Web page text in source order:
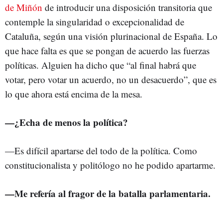
de Miñón de introducir una disposición transitoria que
contemple la singularidad o excepcionalidad de
Cataluña, según una visión plurinacional de España. Lo
que hace falta es que se pongan de acuerdo las fuerzas
políticas. Alguien ha dicho que “al final habrá que
votar, pero votar un acuerdo, no un desacuerdo”, que es
lo que ahora está encima de la mesa.
—¿Echa de menos la política?
—Es difícil apartarse del todo de la política. Como
constitucionalista y politólogo no he podido apartarme.
—Me refería al fragor de la batalla parlamentaria.